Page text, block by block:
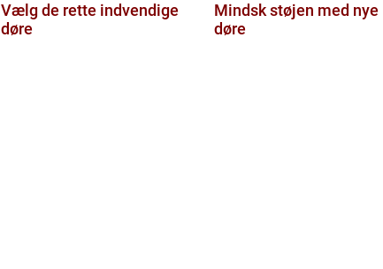
Vælg de rette indvendige
døre
Mindsk støjen med nye
døre